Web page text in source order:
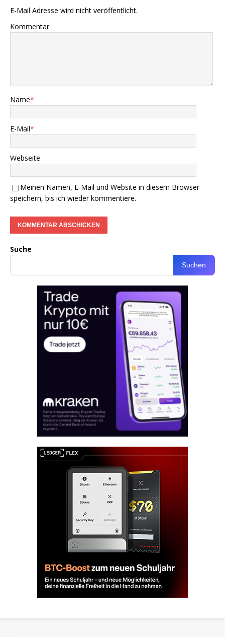
E-Mail Adresse wird nicht veröffentlicht.
Kommentar
Name*
E-Mail*
Webseite
Meinen Namen, E-Mail und Website in diesem Browser
speichern, bis ich wieder kommentiere.
Suche
Suchen